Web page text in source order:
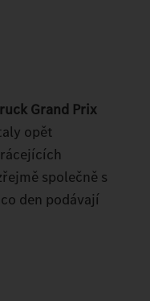
Grand Prix
opět
společně s
den podávají